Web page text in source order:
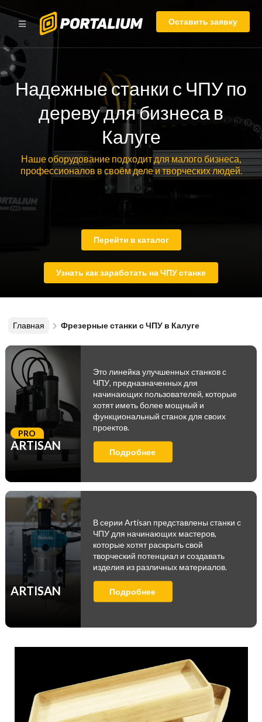
Оставить заявку
Надежные станки с ЧПУ по
дереву для бизнеса в
Калуге
Наше оборудование подходит для малого бизнеса,
профессионалов в своём деле и творческих людей.
Перейти в каталог
Узнать как заработать на ЧПУ станке
Главная Фрезерные станки с ЧПУ в Калуге
ARTISAN
PRO
Это линейка улучшенных станков с
ЧПУ, предназначенных для
начинающих пользователей, которые
хотят иметь более мощный и
функциональный станок для своих
проектов.
Подробнее
ARTISAN
В серии Artisan представлены станки с
ЧПУ для начинающих мастеров,
которые хотят раскрыть свой
творческий потенциал и создавать
изделия из различных материалов.
Подробнее